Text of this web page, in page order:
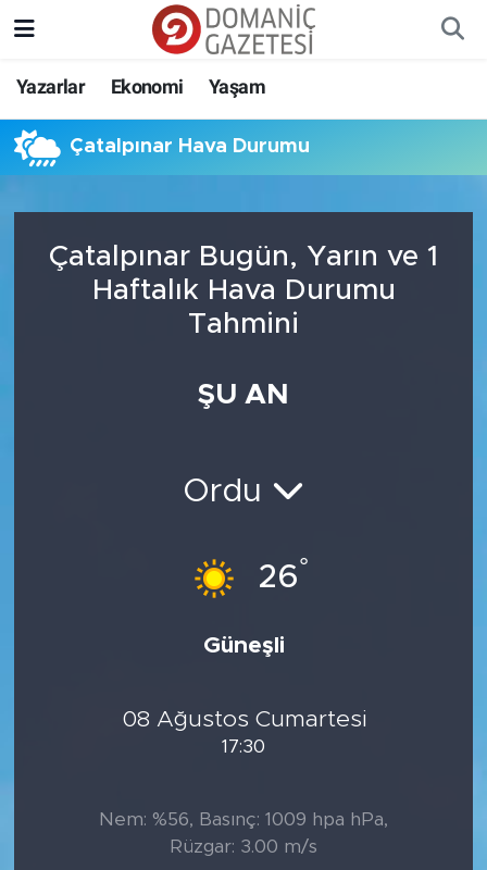
Yazarlar Ekonomi Yaşam
Çatalpınar Hava Durumu
Çatalpınar Bugün, Yarın ve 1
Haftalık Hava Durumu
Tahmini
ŞU AN
Ordu
26°
Güneşli
08 Ağustos Cumartesi
17:30
Nem: %56, Basınç: 1009 hpa hPa,
Rüzgar: 3.00 m/s